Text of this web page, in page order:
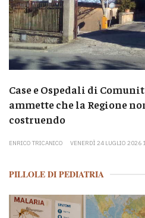
Case e Ospedali di
ammette che la Regione
costruendo
ENRICO TRICANICO VENERDÌ 24 LUGLIO 2026
PILLOLE DI PEDIATRIA